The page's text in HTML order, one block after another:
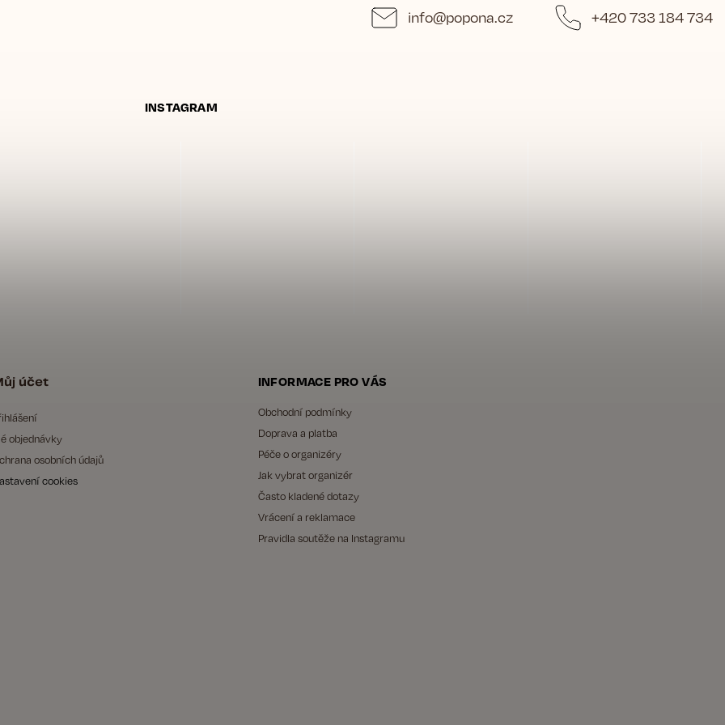
info@popona.cz +420 733 184 734
INSTAGRAM
účet
objednávky
osobních údajů
cookies
INFORMACE PRO VÁS
Obchodní podmínky
Doprava a platba
Péče o organizéry
Jak vybrat organizér
Často kladené dotazy
Vrácení a reklamace
Pravidla soutěže na Instagramu